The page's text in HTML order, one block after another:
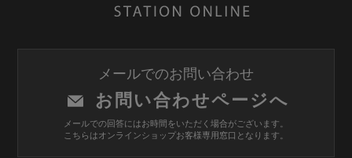
メールでのお問い合わせ
お問い合わせページへ
メールでの回答にはお時間をいただく場合がございます。
こちらはオンラインショップお客様専用窓口となります。